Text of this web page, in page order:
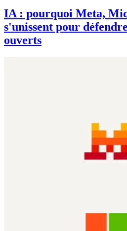
IA : pourquoi Meta,
s'unissent pour
ouverts